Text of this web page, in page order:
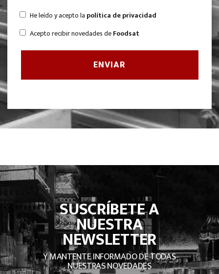
He leído y acepto la política de privacidad
Acepto recibir novedades deFoodsat
SUSCRÍBETE A
NUESTRA
NEWSLETTER
Y MANTENTE INFORMADO DE TODAS
NUESTRAS NOVEDADES